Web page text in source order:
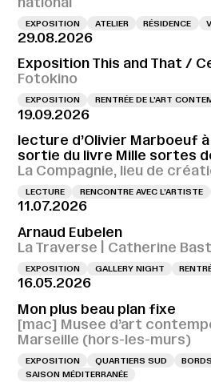
EXPOSITION ATELIER RÉSIDENCE
29.08.2026
Exposition This and That /
Fotokino
EXPOSITION RENTRÉE DE L'ART
19.09.2026
lecture d’Olivier Marboeuf à
sortie du livre Mille sortes
La Compagnie, lieu de
LECTURE RENCONTRE AVEC L’ARTISTE
11.07.2026
Arnaud Eubelen
La Traverse | Catherine
EXPOSITION GALLERY NIGHT
16.05.2026
Mon plus beau plan fixe
[mac] Musee d’art
Marseille (hors-les-murs)
EXPOSITION QUARTIERS SUD
SAISON MÉDITERRANÉE